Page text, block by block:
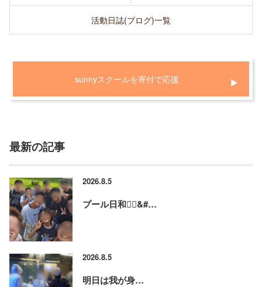
活動日誌(ブログ)一覧
sunnyスクールを寄付で応援
最新の記事
2026.8.5
プール日和🏊‍♂&#…
2026.8.5
明日は我が身…